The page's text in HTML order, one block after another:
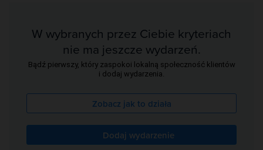
W wybranych przez Ciebie kryteriach
nie ma jeszcze wydarzeń.
Bądź pierwszy, który zaspokoi lokalną społeczność klientów
i dodaj wydarzenia.
Zobacz jak to działa
Dodaj wydarzenie